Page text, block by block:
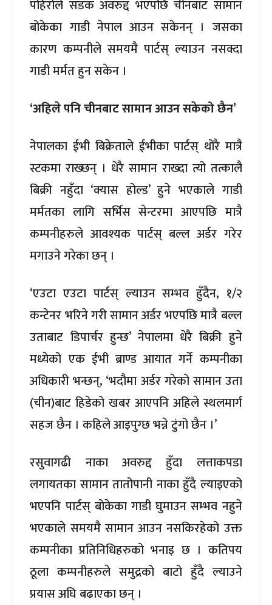
पहिरोले सडक अवरुद्द भएपछि चीनबाट सामान
बोकेका गाडी नेपाल आउन सकेनन् । जसका
कारण कम्पनीले समयमै पार्टस् ल्याउन नसक्दा
गाडी मर्मत हुन सकेन ।
‘अहिले पनि चीनबाट सामान आउन सकेको छैन’
नेपालका ईभी बिक्रेताले ईभीका पार्टस् थोरै मात्रै
स्टकमा राख्छन् । धेरै सामान राख्दा त्यो तत्कालै
बिक्री नहुँदा ‘क्यास होल्ड’ हुने भएकाले गाडी
मर्मतका लागि सर्भिस सेन्टरमा आएपछि मात्रै
कम्पनीहरुले आवश्यक पार्टस् बल्ल अर्डर गरेर
मगाउने गरेका छन् ।
‘एउटा एउटा पार्टस् ल्याउन सम्भव हुँदैन, १/२
कन्टेनर भरिने गरी सामान अर्डर भएपछि मात्रै बल्ल
उताबाट डिपार्चर हुन्छ’ नेपालमा धेरै बिक्री हुने
मध्येको एक ईभी ब्राण्ड आयात गर्ने कम्पनीका
अधिकारी भन्छन्, ‘भदौमा अर्डर गरेको सामान उता
(चीन)बाट हिडेको खबर आएपनि अहिले स्थलमार्ग
सहज छैन । कहिले आइपुग्छ भन्ने टुंगो छैन ।’
रसुवागढी नाका अवरुद्द हुँदा लत्ताकपडा
लगायतका सामान तातोपानी नाका हुँदै ल्याइएको
भएपनि पार्टस् बोकेका गाडी घुमाउन सम्भव नहुने
भएकाले समयमै सामान आउन नसकिरहेको उक्त
कम्पनीका प्रतिनिधिहरुको भनाइ छ । कतिपय
ठूला कम्पनीहरुले समुद्रको बाटो हुँदै ल्याउने
प्रयास अघि बढाएका छन् ।